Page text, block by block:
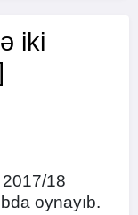
iki
2017/18
oynayıb.